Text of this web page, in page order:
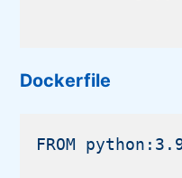
Dockerfile
FROM